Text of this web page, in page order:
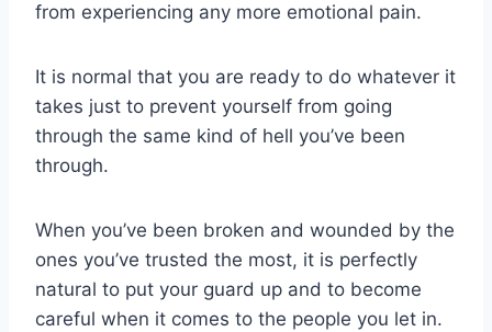
from experiencing any more emotional pain.
It is normal that you are ready to do whatever it
takes just to prevent yourself from going
through the same kind of hell you’ve been
through.
When you’ve been broken and wounded by the
ones you’ve trusted the most, it is perfectly
natural to put your guard up and to become
careful when it comes to the people you let in.